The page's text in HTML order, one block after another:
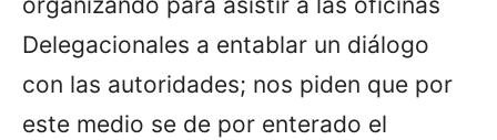
Delegacionales a entablar un diálogo
con las autoridades; nos piden que por
este medio se de por enterado el